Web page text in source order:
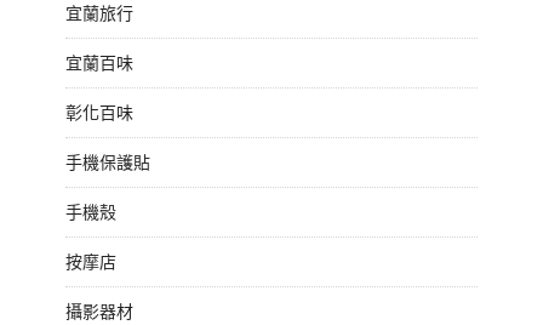
宜蘭旅行
宜蘭百味
彰化百味
手機保護貼
手機殼
按摩店
攝影器材